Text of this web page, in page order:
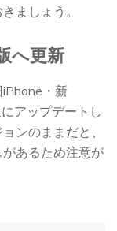
ましょう。
へ更新
・新
アップデートし
ンのままだと、
あるため注意が